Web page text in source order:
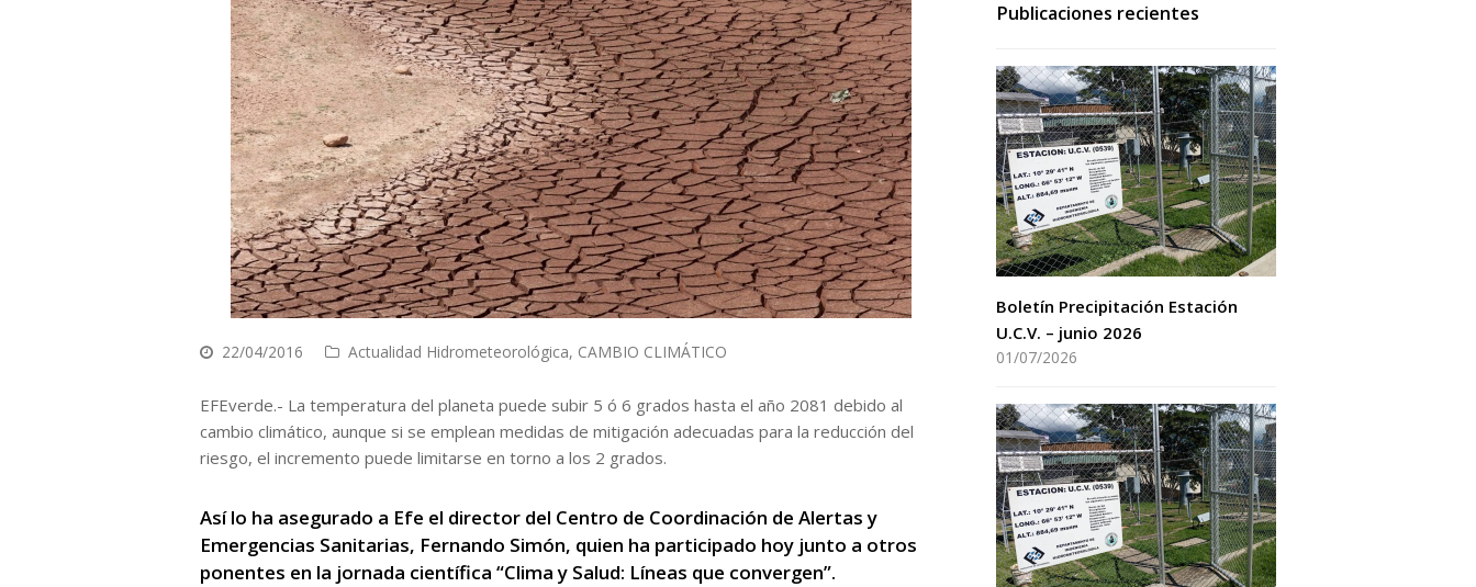
22/04/2016 Actualidad Hidrometeorológica, CAMBIO CLIMÁTICO
EFEverde.- La temperatura del planeta puede subir 5 ó 6 grados hasta el año 2081 debido al
cambio climático, aunque si se emplean medidas de mitigación adecuadas para la reducción del
riesgo, el incremento puede limitarse en torno a los 2 grados.
Así lo ha asegurado a Efe el director del Centro de Coordinación de Alertas y
Emergencias Sanitarias, Fernando Simón, quien ha participado hoy junto a otros
ponentes en la jornada científica “Clima y Salud: Líneas que convergen”.
Publicaciones recientes
Boletín Precipitación Estación
U.C.V. – junio 2026
01/07/2026